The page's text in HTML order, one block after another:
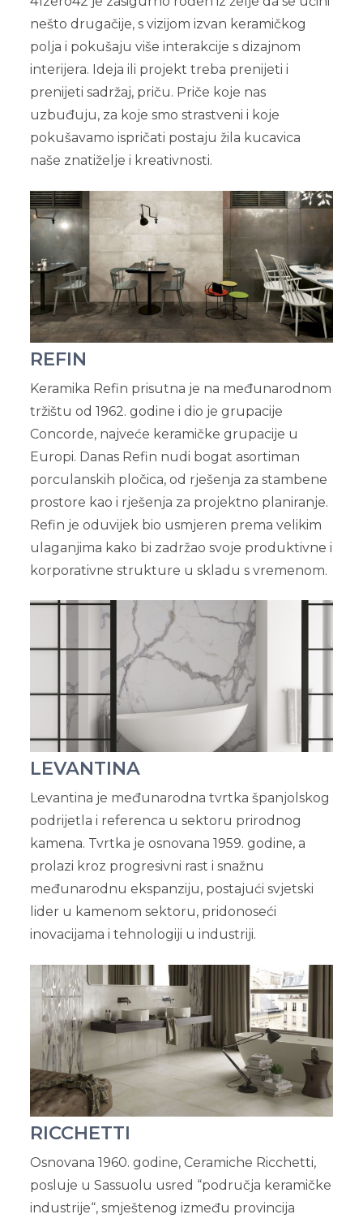
nešto drugačije, s vizijom izvan keramičkog
polja i pokušaju više interakcije s dizajnom
interijera. Ideja ili projekt treba prenijeti i
prenijeti sadržaj, priču. Priče koje nas
uzbuđuju, za koje smo strastveni i koje
pokušavamo ispričati postaju žila kucavica
naše znatiželje i kreativnosti.
REFIN
Keramika Refin prisutna je na međunarodnom
tržištu od 1962. godine i dio je grupacije
Concorde, najveće keramičke grupacije u
Europi. Danas Refin nudi bogat asortiman
porculanskih pločica, od rješenja za stambene
prostore kao i rješenja za projektno planiranje.
Refin je oduvijek bio usmjeren prema velikim
ulaganjima kako bi zadržao svoje produktivne i
korporativne strukture u skladu s vremenom.
LEVANTINA
Levantina je međunarodna tvrtka španjolskog
podrijetla i referenca u sektoru prirodnog
kamena. Tvrtka je osnovana 1959. godine, a
prolazi kroz progresivni rast i snažnu
međunarodnu ekspanziju, postajući svjetski
lider u kamenom sektoru, pridonoseći
inovacijama i tehnologiji u industriji.
RICCHETTI
Osnovana 1960. godine, Ceramiche Ricchetti,
posluje u Sassuolu usred “područja keramičke
industrije“, smještenog između provincija